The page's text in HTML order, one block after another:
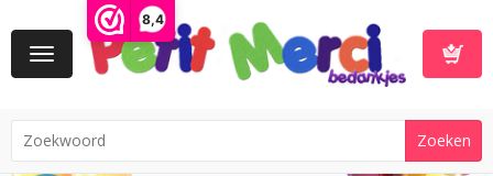
8,4
Toggle
navigation